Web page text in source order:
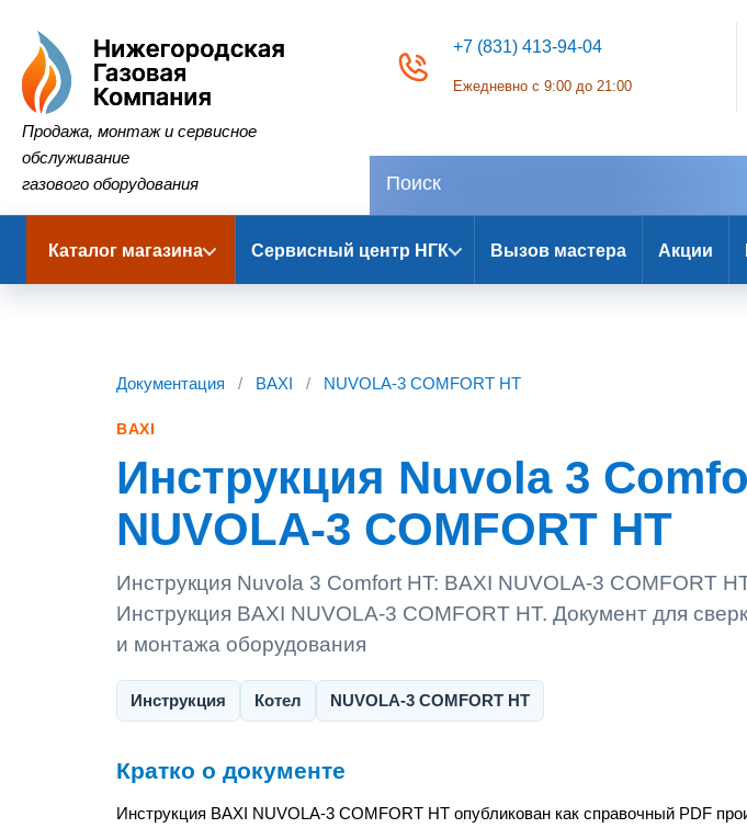
Нижегородская Газовая Компания
Продажа, монтаж и сервисное
обслуживание
газового оборудования
+7 (831) 413-94-04
Ежедневно с 9:00 до 21:00
Каталог магазина Сервисный центр НГК Вызов мастера Акции
Документация / BAXI / NUVOLA-3 COMFORT HT
BAXI
Инструкция Nuvola 3
NUVOLA-3 COMFORT HT
Инструкция Nuvola 3 Comfort HT: BAXI NUVOLA-3 COMFORT
Инструкция BAXI NUVOLA-3 COMFORT HT. Документ для
и монтажа оборудования
Инструкция Котел NUVOLA-3 COMFORT HT
Кратко о документе
Инструкция BAXI NUVOLA-3 COMFORT HT опубликован как справочный PDF